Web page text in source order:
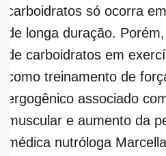
carboidratos só ocorra
de longa duração.
de carboidratos em
como treinamento de
ergogênico associado
muscular e aumento da
médica nutróloga